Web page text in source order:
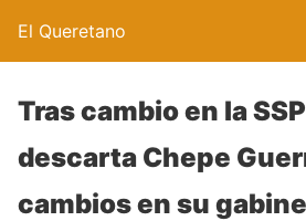
El Queretano
Tras cambio en la
descarta Chepe
cambios en su